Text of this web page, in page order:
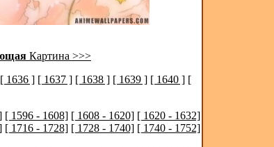
Картина >>>
[ 1636 ] [ 1637 ] [ 1638 ] [ 1639 ] [ 1640 ] [
[ 1596 - 1608] [ 1608 - 1620] [ 1620 - 1632]
[ 1716 - 1728] [ 1728 - 1740] [ 1740 - 1752]